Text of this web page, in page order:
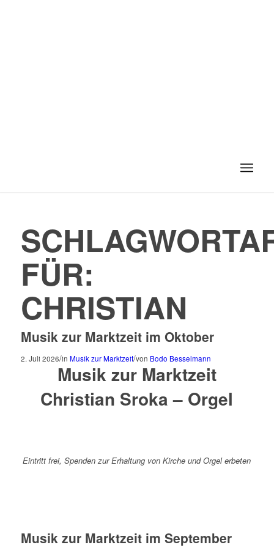
FÜR:
CHRISTIAN
Musik zur Marktzeit im Oktober
2. Juli 2026/in Musik zur Marktzeit/von Bodo Besselmann
Musik zur Marktzeit
Christian Sroka – Orgel
Eintritt frei, Spenden zur Erhaltung von Kirche und Orgel erbeten
Musik zur Marktzeit im September